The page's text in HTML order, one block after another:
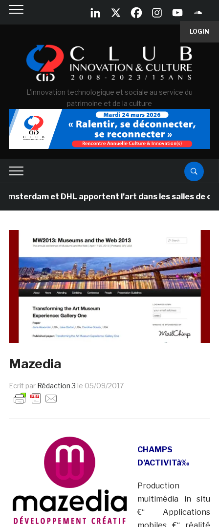
LOGIN
L'innovation technologique et sociale au service du
patrimoine et de la culture
DHL apportent l’art dans les salles de classe des
Mazedia
Ecrit par Rédaction 3 le 05/09/2017
CHAMPS
D’ACTIVITà‰
Production
multimédia in situ
€“ Applications